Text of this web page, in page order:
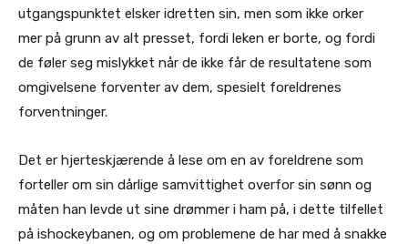
utgangspunktet elsker idretten sin, men som ikke orker
mer på grunn av alt presset, fordi leken er borte, og fordi
de føler seg mislykket når de ikke får de resultatene som
omgivelsene forventer av dem, spesielt foreldrenes
forventninger.
Det er hjerteskjærende å lese om en av foreldrene som
forteller om sin dårlige samvittighet overfor sin sønn og
måten han levde ut sine drømmer i ham på, i dette tilfellet
på ishockeybanen, og om problemene de har med å snakke